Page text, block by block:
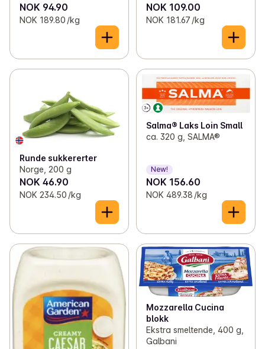
NOK 94.90
NOK 189.80 /kg
NOK 109.00
NOK 181.67 /kg
Runde sukkererter
Norge, 200 g
NOK 46.90
NOK 234.50 /kg
Salma® Laks Loin Small
ca. 320 g, SALMA®
New!
NOK 156.60
NOK 489.38 /kg
Mozzarella Cucina
blokk
Ekstra smeltende, 400 g,
Galbani